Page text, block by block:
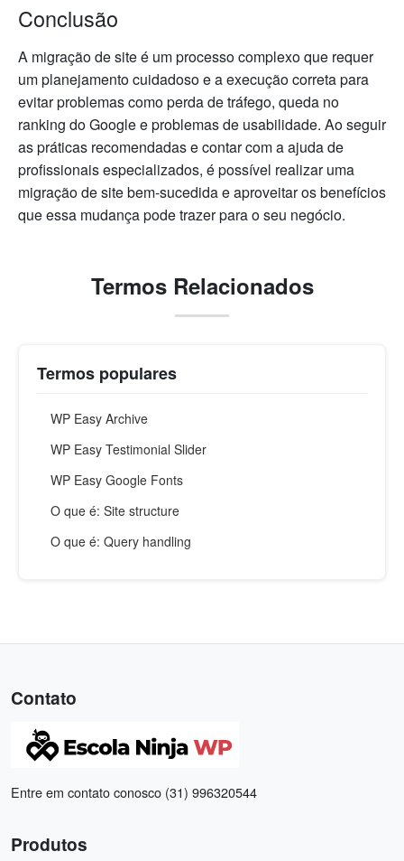
Conclusão
A migração de site é um processo complexo que requer
um planejamento cuidadoso e a execução correta para
evitar problemas como perda de tráfego, queda no
ranking do Google e problemas de usabilidade. Ao seguir
as práticas recomendadas e contar com a ajuda de
profissionais especializados, é possível realizar uma
migração de site bem-sucedida e aproveitar os benefícios
que essa mudança pode trazer para o seu negócio.
Termos Relacionados
Termos populares
WP Easy Archive
WP Easy Testimonial Slider
WP Easy Google Fonts
O que é: Site structure
O que é: Query handling
Contato
Entre em contato conosco (31) 996320544
Produtos